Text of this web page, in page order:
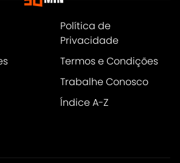
Política de
Privacidade
Termos e Condições
Trabalhe Conosco
Índice A-Z